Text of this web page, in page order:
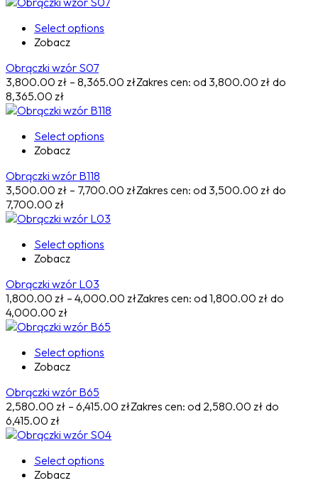
Select options
Zobacz
Obrączki wzór S07
3,800.00 zł – 8,365.00 złZakres cen: od 3,800.00 zł do
8,365.00 zł
Select options
Zobacz
Obrączki wzór B118
3,500.00 zł – 7,700.00 złZakres cen: od 3,500.00 zł do
7,700.00 zł
Select options
Zobacz
Obrączki wzór L03
1,800.00 zł – 4,000.00 złZakres cen: od 1,800.00 zł do
4,000.00 zł
Select options
Zobacz
Obrączki wzór B65
2,580.00 zł – 6,415.00 złZakres cen: od 2,580.00 zł do
6,415.00 zł
Select options
Zobacz